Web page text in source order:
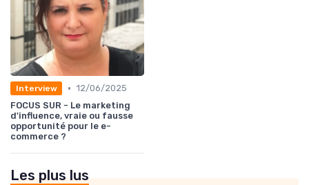
Interview • 12/06/2025
FOCUS SUR - Le marketing
d'influence, vraie ou fausse
opportunité pour le e-
commerce ?
Les plus lus